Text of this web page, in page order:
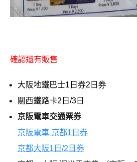
確認還有販售
大阪地鐵巴士1日券2日券
關西鐵路卡2日/3日
京阪電車交通票券
京阪電車 京都1日券
京都大阪1日/2日券